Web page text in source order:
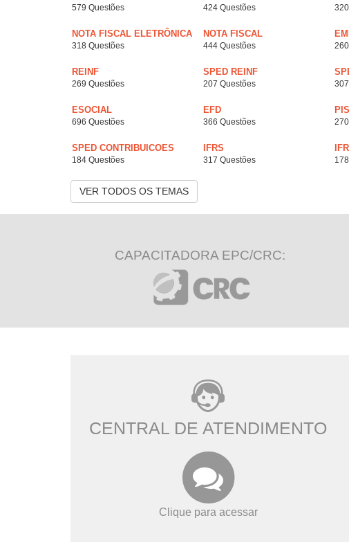
579 Questões 424 Questões
NOTA FISCAL ELETRÔNICA
318 Questões
NOTA FISCAL
444 Questões
REINF
269 Questões
SPED REINF
207 Questões
ESOCIAL
696 Questões
EFD
366 Questões
SPED CONTRIBUICOES
184 Questões
IFRS
317 Questões
VER TODOS OS TEMAS
CAPACITADORA EPC/CRC:
CENTRAL DE ATENDIMENTO
Clique para acessar